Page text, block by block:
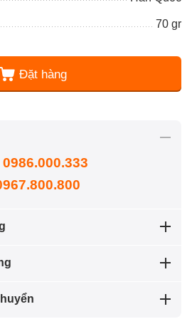
70 gr
Đặt hàng
0986.000.333